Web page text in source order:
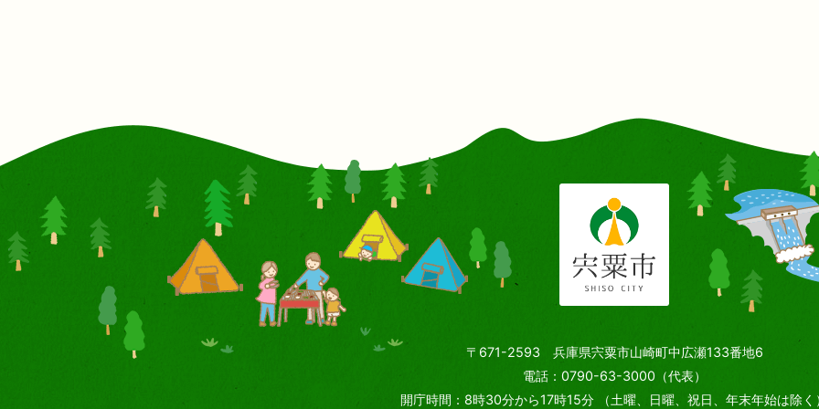
〒671-2593 兵庫県宍粟市山崎町中広瀬133番地6
電話：0790-63-3000（代表）
開庁時間：8時30分から17時15分
（土曜、日曜、祝日、年末年始は除く